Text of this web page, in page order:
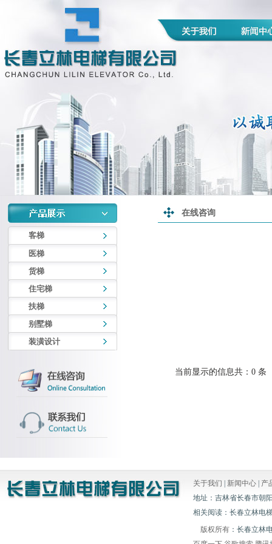
客梯
医梯
货梯
住宅梯
扶梯
别墅梯
装潢设计
在线咨询
当前显示的信息共：0 条
关于我们 新闻中心
产
地址：吉林省长春市朝
相关阅读：长春立林电
版权所有 ：长春立